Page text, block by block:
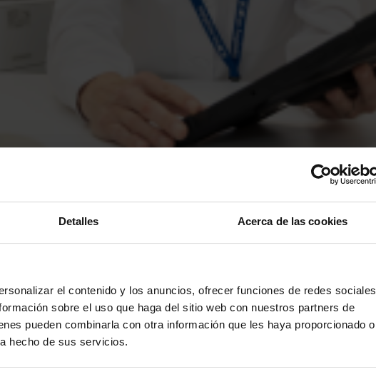
Detalles Acerca de las cookies
el contenido y los anuncios, ofrecer funciones de redes sociales
sobre el uso que haga del sitio web con nuestros partners de
pueden combinarla con otra información que les haya proporcionado o
hecho de sus servicios.
Demanar cita